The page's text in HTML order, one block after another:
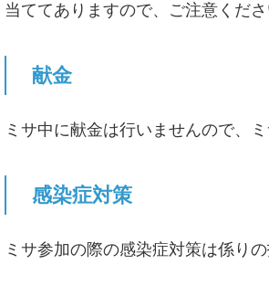
当ててありますので、ご注意くださ
献金
ミサ中に献金は行いませんので、
感染症対策
ミサ参加の際の感染症対策は係り